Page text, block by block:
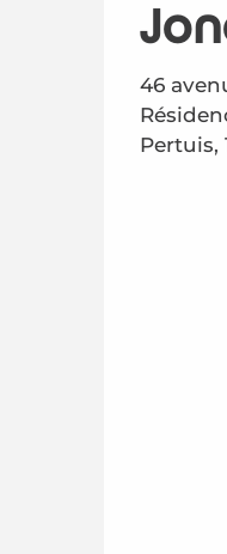
46
Pertuis,